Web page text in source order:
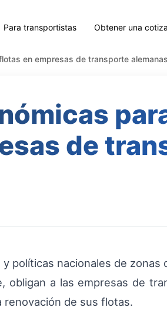
Para transportistas Obtener una
en empresas de transporte alemanas
de
políticas nacionales de
obligan a las empresas de
renovación de sus flotas.